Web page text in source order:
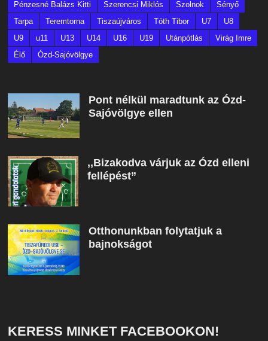
Pénzesné Balázs Kitti
Szerencsi Miklós Szolnok
Sényő
Tarpa
Teremtorna Tiszaújváros Tóth Tibor U7
U8
U9
u11 U13 U14 U16 U19 Utánpótlás
Virág Imre
Élő
Ózd-Sajóvölgye
Pont nélkül maradtunk az Ózd-
Sajóvölgye ellen
,,Bizakodva várjuk az Ózd elleni
fellépést”
Otthonunkban folytatjuk a
bajnokságot
KERESS MINKET FACEBOOKON!